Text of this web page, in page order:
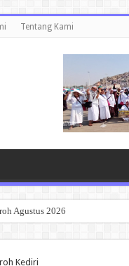
Tentang Kami
Agustus 2026
Kediri